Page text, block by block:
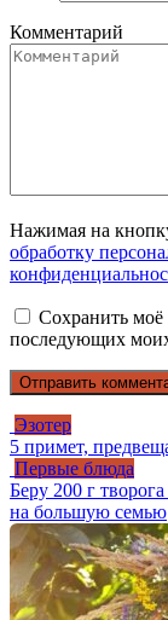
Комментарий
Нажимая на
обработку
Сохранить моё
последующих
Эзотер
5 примет,
Первые блюда
Беру 200 г
на большую семью